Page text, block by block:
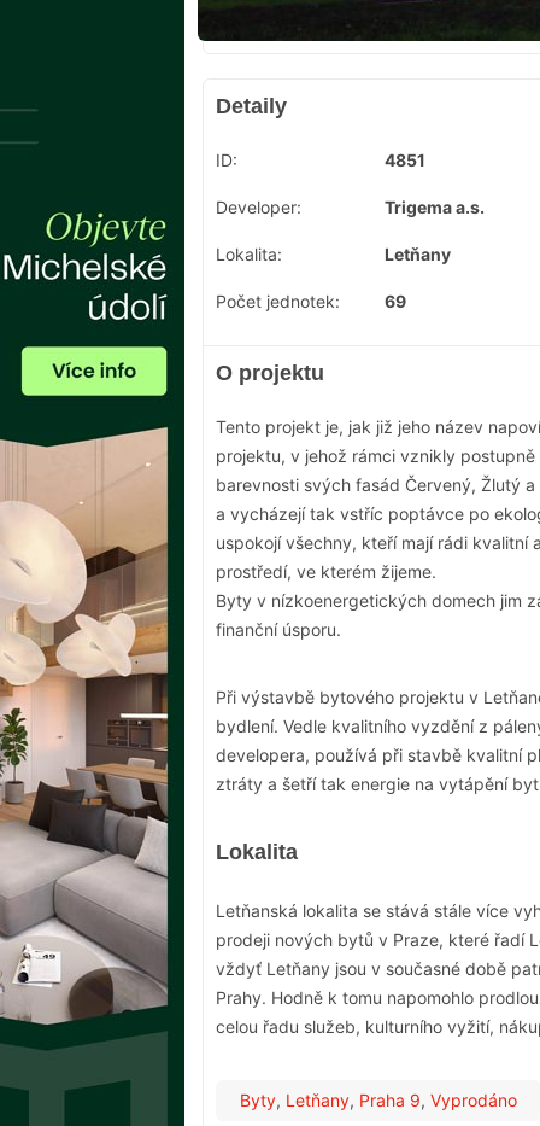
Detaily
ID: 4851
Developer: Trigema a.s.
Lokalita: Letňany
Počet jednotek: 69
O projektu
Tento projekt je, jak již jeho název
projektu, v jehož rámci vznikly
barevnosti svých fasád Červený, Žlutý
a vycházejí tak vstříc poptávce po
uspokojí všechny, kteří mají rádi kvalitní
prostředí, ve kterém žijeme.
Byty v nízkoenergetických domech jim
finanční úsporu.
Při výstavbě bytového projektu v
bydlení. Vedle kvalitního vyzdění z
developera, používá při stavbě kvalitní
ztráty a šetří tak energie na vytápění
Lokalita
Letňanská lokalita se stává stále více
prodeji nových bytů v Praze, které řadí
vždyť Letňany jsou v současné době
Prahy. Hodně k tomu napomohlo
celou řadu služeb, kulturního vyžití,
Byty, Letňany, Praha 9, Vyprodáno